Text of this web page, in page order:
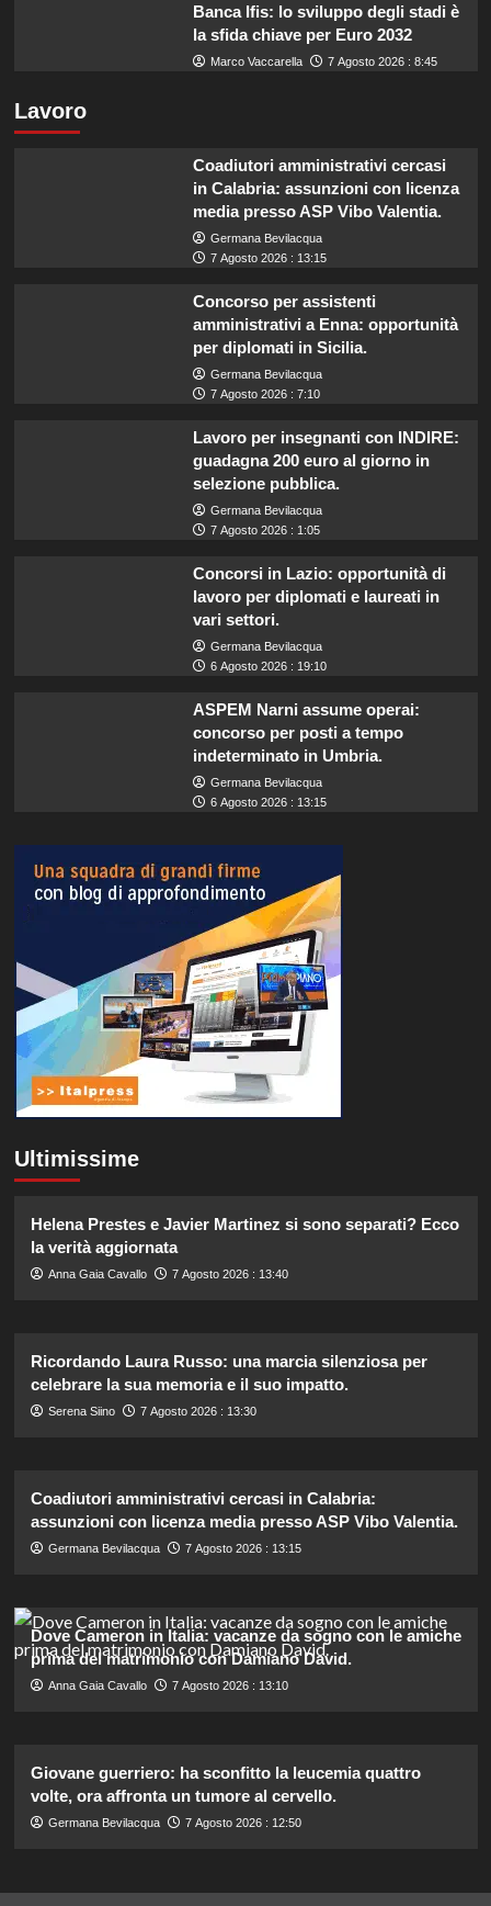
Banca Ifis: lo sviluppo degli stadi è
la sfida chiave per Euro 2032
Marco Vaccarella 7 Agosto 2026 : 8:45
Lavoro
Coadiutori amministrativi cercasi
in Calabria: assunzioni con licenza
media presso ASP Vibo Valentia.
Germana Bevilacqua
7 Agosto 2026 : 13:15
Concorso per assistenti
amministrativi a Enna: opportunità
per diplomati in Sicilia.
Germana Bevilacqua
7 Agosto 2026 : 7:10
Lavoro per insegnanti con INDIRE:
guadagna 200 euro al giorno in
selezione pubblica.
Germana Bevilacqua
7 Agosto 2026 : 1:05
Concorsi in Lazio: opportunità di
lavoro per diplomati e laureati in
vari settori.
Germana Bevilacqua
6 Agosto 2026 : 19:10
ASPEM Narni assume operai:
concorso per posti a tempo
indeterminato in Umbria.
Germana Bevilacqua
6 Agosto 2026 : 13:15
Ultimissime
Helena Prestes e Javier Martinez si sono separati? Ecco
la verità aggiornata
Anna Gaia Cavallo 7 Agosto 2026 : 13:40
Ricordando Laura Russo: una marcia silenziosa per
celebrare la sua memoria e il suo impatto.
Serena Siino 7 Agosto 2026 : 13:30
Coadiutori amministrativi cercasi in Calabria:
assunzioni con licenza media presso ASP Vibo Valentia.
Germana Bevilacqua 7 Agosto 2026 : 13:15
Dove Cameron in Italia: vacanze da sogno con le amiche
prima del matrimonio con Damiano David.
Anna Gaia Cavallo 7 Agosto 2026 : 13:10
Giovane guerriero: ha sconfitto la leucemia quattro
volte, ora affronta un tumore al cervello.
Germana Bevilacqua 7 Agosto 2026 : 12:50